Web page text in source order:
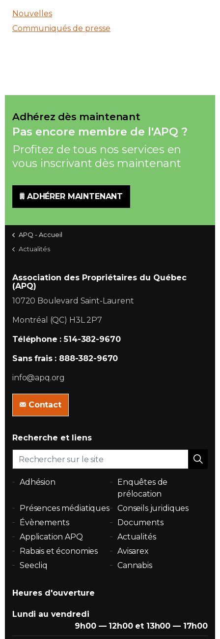
Nouvelles
Communiqués de presse
Adhérez dès maintenant
Pas encore membre de l'APQ ?
Profitez de tous nos services en
vous inscrivant dès maintenant
ADHÉRER MAINTENANT
APQ - Accueil
Actualités
Association des Propriétaires du Québec
(APQ)
10720 Boulevard Saint-Laurent
Montréal (QC) H3L 2P7
Téléphone : 514-382-9670
Sans frais : 888-382-9670
info@apq.org
Contact
Recherche et liens
Adhésion
Enquêtes de
prélocation
Présences médiatiques
Conseils juridiques
Évènements
Documents
Application APQ
Actualités
Rabais et économies
Avisarex
Seecliq
Cannabis
Heures d'ouverture
Lundi au vendredi
9h00 — 12h00 et 13h00 — 17h00